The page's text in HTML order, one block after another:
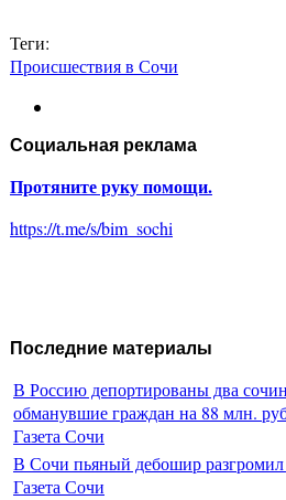
Теги:
Происшествия в Сочи
Социальная реклама
Протяните руку помощи.
https://t.me/s/bim_sochi
Последние материалы
В Россию депортированы два
обманувшие граждан на 88 млн.
Газета Сочи
В Сочи пьяный дебошир
Газета Сочи